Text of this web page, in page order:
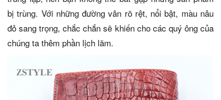
bị trùng. Với những đường vân rõ rệt, nổi bật, màu nâu
đỏ sang trọng, chắc chắn sẽ khiến cho các quý ông của
chúng ta thêm phần lịch lãm.